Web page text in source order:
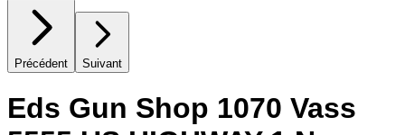
Précédent Suivant
Eds Gun Shop 1070 Vass